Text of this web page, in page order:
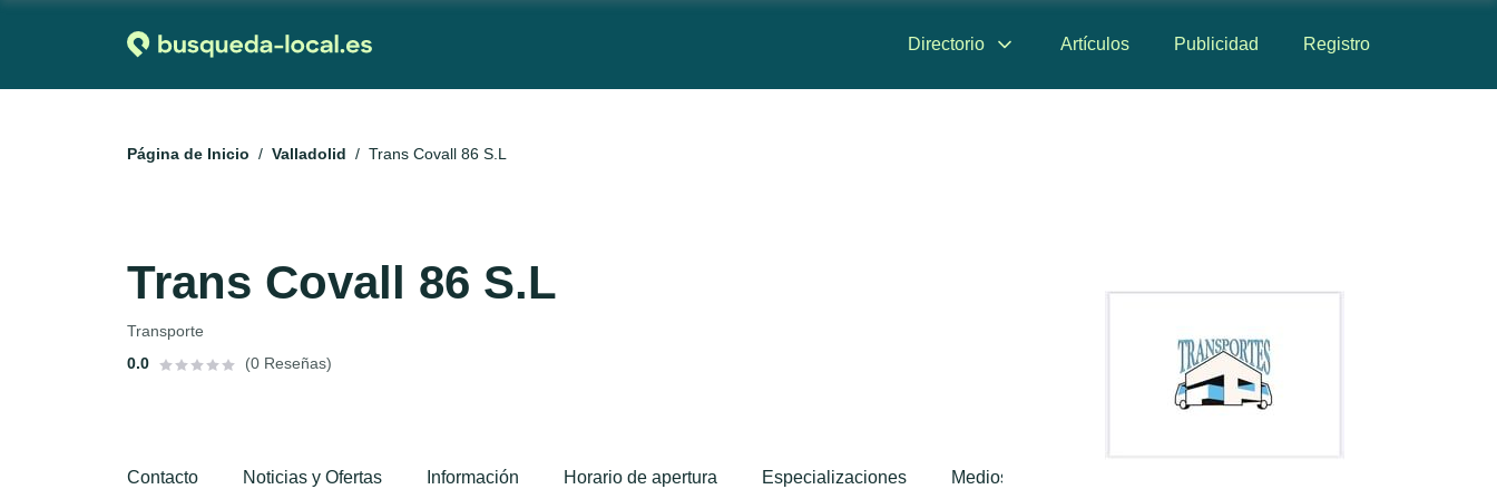
Directorio Artículos Publicidad Registro
Página de Inicio Valladolid Trans Covall 86 S.L
Trans Covall 86 S.L
Transporte
0.0
(0 Reseñas)
Contacto Noticias y Ofertas Información Horario de apertura Especializaciones Medios